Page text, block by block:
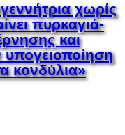
χωρίς
πυρκαγιά-
και
υπογειοποίηση
κονδύλια»